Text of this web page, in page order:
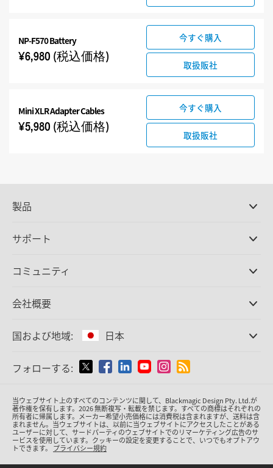
NP-F570 Battery
¥6,980 (税込価格)
今すぐ購入
取扱販社
Mini XLR Adapter Cables
¥5,980 (税込価格)
今すぐ購入
取扱販社
製品
DaVinci Resolve/Fusion
ATEMプロダクション
ディスクレコーダー
Cintelフィルムスキャニング
放送用コンバーター
モニタリング
MultiView
ルーティング＆分配
配信＆エンコーディング
サポート
サポートセンター
コミュニティ
会社概要
会社概要
メディア
国および地域: 日本
国または地域から選択
Australia
Austria
フォローする:
当ウェブサイト上のすべてのコンテンツに関して、Blackmagic Design Pty. Ltd.が
著作権を保有します。 2026 無断複写・転載を禁じます。すべての商標はそれぞれの
所有者に帰属します。 メーカー希望小売価格には消費税は含まれますが、送料は含
まれません。当ウェブサイトは、以前に当ウェブサイトにアクセスしたことがある
ユーザーに対して、サードパーティのウェブサイトでのリマーケティング広告のサ
ービスを使用しています。クッキーの設定を変更することで、いつでもオプトアウ
トできます。 プライバシー規約